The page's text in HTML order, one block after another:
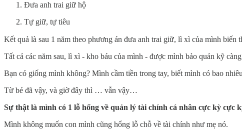
Đưa anh trai giữ hộ
Tự giữ, tự tiêu
Kết quả là sau 1 năm theo phương án đưa anh trai giữ, lì xì của mình
Tất cả các năm sau, lì xì - kho báu của mình - được mình bảo quản kỹ
Bạn có giống mình không? Mình cầm tiền trong tay, biết mình có bao
Từ bé đã vậy, và giờ đây thì … vẫn vậy…
Sự thật là mình có 1 lỗ hổng về quản lý tài chính cá nhân cực kỳ cực
Mình không muốn con mình cũng hổng lỗ chỗ về tài chính như mẹ nó.